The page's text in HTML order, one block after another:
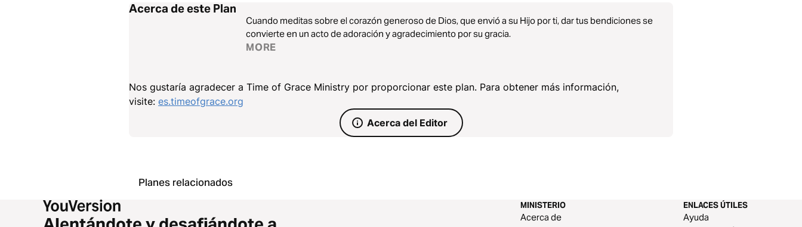
Acerca de este Plan
Cuando meditas sobre el corazón generoso de Dios, que envió a su Hijo por ti, dar tus bendiciones se
convierte en un acto de adoración y agradecimiento por su gracia.
MORE
Nos gustaría agradecer a Time of Grace Ministry por proporcionar este plan. Para obtener más información,
visite: es.timeofgrace.org
Acerca del Editor
Planes relacionados
MINISTERIO
Acerca de
ENLACES ÚTILES
Ayuda